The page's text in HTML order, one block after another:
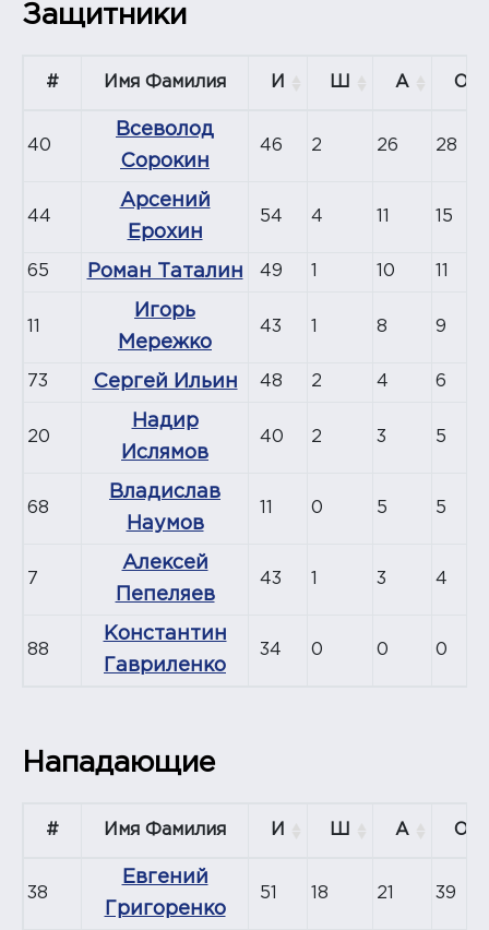
Защитники
# Имя Фамилия И Ш А О
40
Всеволод
Сорокин
46 2 26 28
44
Арсений
Ерохин
54 4 15
65 Роман Таталин 49 10
Игорь
Мережко
43 8 9
73 Сергей Ильин 48 2 4 6
20
Надир
Ислямов
40 2 3 5
68
Владислав
Наумов
0 5 5
7
Алексей
Пепеляев
43 3 4
88
Константин
Гавриленко
34 0 0 0
Нападающие
# Имя Фамилия И Ш А О
38
Евгений
Григоренко
51 18 21 39